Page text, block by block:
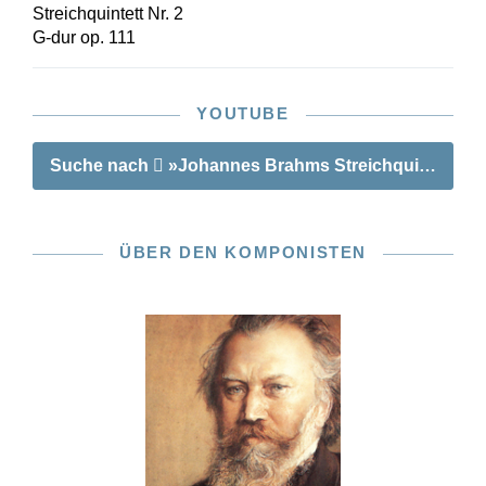
einem informativen Vorwort liefert die neue
Urtextausgabe nun die optimalen Grundlage zur
Streichquintett Nr. 2
G-dur op. 111
YOUTUBE
Suche nach »Johannes Brahms Streichquintett Nr.
ÜBER DEN KOMPONISTEN